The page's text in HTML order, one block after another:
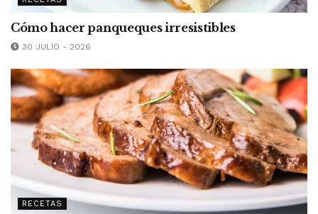
Cómo hacer panqueques irresistibles
30 JULIO - 2026
RECETAS